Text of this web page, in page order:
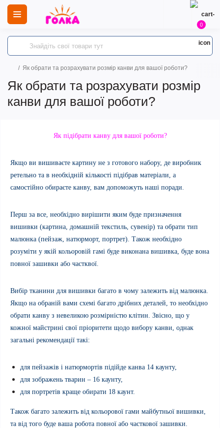
0
Як обрати та розрахувати розмір канви для вашої роботи?
Як обрати та розрахувати розмір
канви для вашої роботи?
Як підібрати канву для вашої роботи?
Якщо ви вишиваєте картину не з готового набору, де виробник
ретельно та в необхідній кількості підібрав матеріали, а
самостійно обираєте канву, вам допоможуть наші поради.
Перш за все, необхідно вирішити яким буде призначення
вишивки (картина, домашній текстиль, сувенір) та обрати тип
малюнка (пейзаж, натюрморт, портрет). Також необхідно
розуміти у якій кольоровій гамі буде виконана вишивка, буде вона
повної зашивки або частквої.
Вибір тканини для вишивки багато в чому залежить від малюнка.
Якщо на обраній вами схемі багато дрібних деталей, то необхідно
обрати канву з невеликою розмірністю клітин. Звісно, що у
кожної майстрині свої пріоритети щодо вибору канви, однак
загальні рекомендації такі:
для пейзажів і натюрмортів підійде канва 14 каунту,
для зображень тварин – 16 каунту,
для портретів краще обирати 18 каунт.
Також багато залежить від кольорової гами майбутньої вишивки,
та від того буде ваша робота повної або часткової зашивки.